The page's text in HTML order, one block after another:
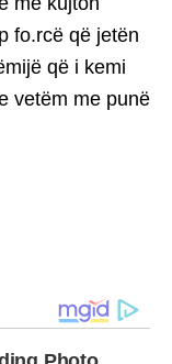
fo.rcë që jetën
që i kemi
vetëm me punë